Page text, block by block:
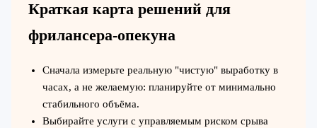
Краткая карта решений для
фрилансера‑опекуна
Сначала измерьте реальную "чистую" выработку в
часах, а не желаемую: планируйте от минимально
стабильного объёма.
Выбирайте услуги с управляемым риском срыва